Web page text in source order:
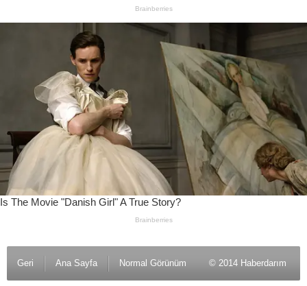
Geri Ana Sayfa Normal Görünüm © 2014 Haberdarım